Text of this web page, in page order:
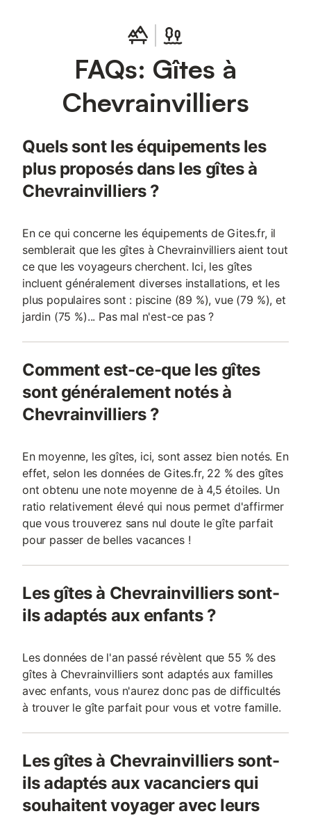
cheminée, des draps, une planche à repasser et chauffage.
FAQs: Gîtes à
Chevrainvilliers
Quels sont les équipements les
plus proposés dans les gîtes à
Chevrainvilliers ?
En ce qui concerne les équipements de Gites.fr, il
semblerait que les gîtes à Chevrainvilliers aient tout
ce que les voyageurs cherchent. Ici, les gîtes
incluent généralement diverses installations, et les
plus populaires sont : piscine (89 %), vue (79 %), et
jardin (75 %)... Pas mal n'est-ce pas ?
Comment est-ce-que les gîtes
sont généralement notés à
Chevrainvilliers ?
En moyenne, les gîtes, ici, sont assez bien notés. En
effet, selon les données de Gites.fr, 22 % des gîtes
ont obtenu une note moyenne de à 4,5 étoiles. Un
ratio relativement élevé qui nous permet d'affirmer
que vous trouverez sans nul doute le gîte parfait
pour passer de belles vacances !
Les gîtes à Chevrainvilliers sont-
ils adaptés aux enfants ?
Les données de l'an passé révèlent que 55 % des
gîtes à Chevrainvilliers sont adaptés aux familles
avec enfants, vous n'aurez donc pas de difficultés
à trouver le gîte parfait pour vous et votre famille.
Les gîtes à Chevrainvilliers sont-
ils adaptés aux vacanciers qui
souhaitent voyager avec leurs